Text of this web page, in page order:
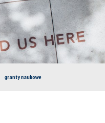
granty naukowe